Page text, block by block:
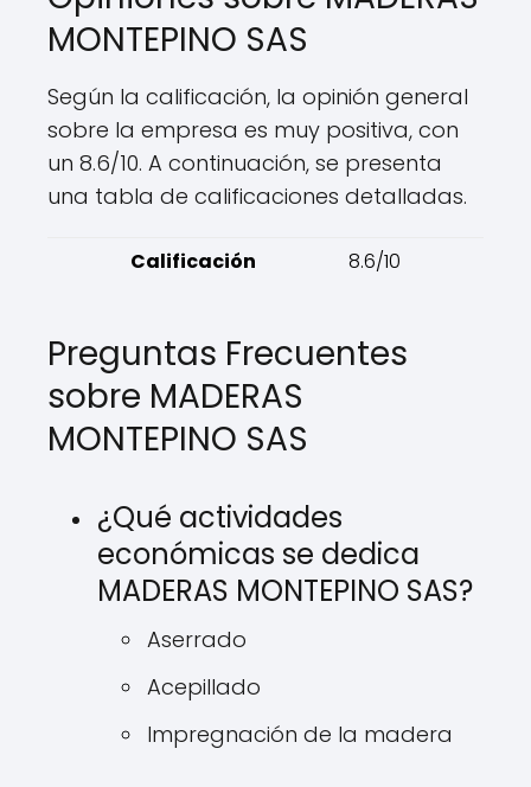
MONTEPINO SAS
Según la calificación, la opinión general
sobre la empresa es muy positiva, con
un 8.6/10. A continuación, se presenta
una tabla de calificaciones detalladas.
Calificación 8.6/10
Preguntas Frecuentes
sobre MADERAS
MONTEPINO SAS
¿Qué actividades
económicas se dedica
MADERAS MONTEPINO SAS?
Aserrado
Acepillado
Impregnación de la madera